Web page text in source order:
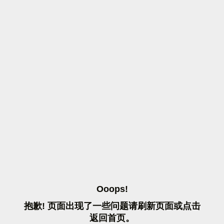
OOOPS!
抱歉! 页面出现了一些问题请刷 新页面或点击
返 回首页。